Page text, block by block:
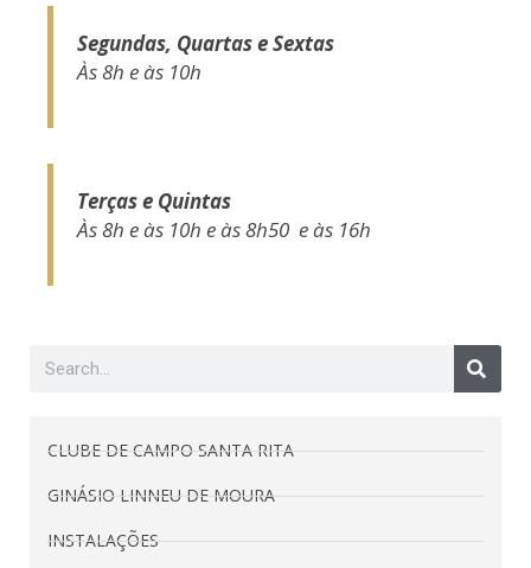
Segundas, Quartas e Sextas
Às 8h e às 10h
Terças e Quintas
Às 8h e às 10h e às 8h50 e às 16h
CLUBE DE CAMPO SANTA RITA
GINÁSIO LINNEU DE MOURA
INSTALAÇÕES